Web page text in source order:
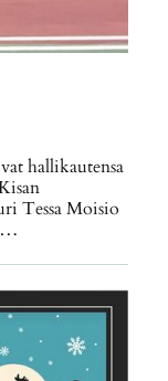
hallikautensa
Tessa Moisio